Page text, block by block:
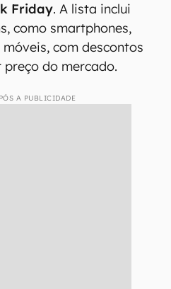
Friday. A lista inclui
como smartphones,
com descontos
do mercado.
A PUBLICIDADE